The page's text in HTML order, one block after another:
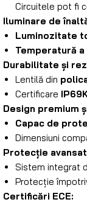
Circuitele pot fi
Iluminare de
Luminozitate
Temperatură a
Durabilitate și
Lentilă din
Certificare
Design premium
Capac de
Dimensiuni
Protecție
Sistem integrat
Protecție
Certificări ECE: